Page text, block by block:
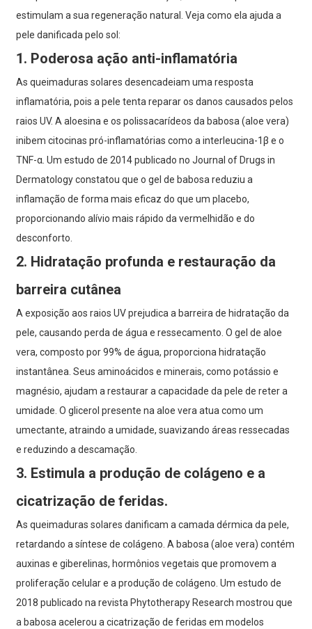
estimulam a sua regeneração natural. Veja como ela ajuda a
pele danificada pelo sol:
1. Poderosa ação anti-inflamatória
As queimaduras solares desencadeiam uma resposta
inflamatória, pois a pele tenta reparar os danos causados ​​pelos
raios UV. A aloesina e os polissacarídeos da babosa (aloe vera)
inibem citocinas pró-inflamatórias como a interleucina-1β e o
TNF-α. Um estudo de 2014 publicado no Journal of Drugs in
Dermatology constatou que o gel de babosa reduziu a
inflamação de forma mais eficaz do que um placebo,
proporcionando alívio mais rápido da vermelhidão e do
desconforto.
2. Hidratação profunda e restauração da
barreira cutânea
A exposição aos raios UV prejudica a barreira de hidratação da
pele, causando perda de água e ressecamento. O gel de aloe
vera, composto por 99% de água, proporciona hidratação
instantânea. Seus aminoácidos e minerais, como potássio e
magnésio, ajudam a restaurar a capacidade da pele de reter a
umidade. O glicerol presente na aloe vera atua como um
umectante, atraindo a umidade, suavizando áreas ressecadas
e reduzindo a descamação.
3. Estimula a produção de colágeno e a
cicatrização de feridas.
As queimaduras solares danificam a camada dérmica da pele,
retardando a síntese de colágeno. A babosa (aloe vera) contém
auxinas e giberelinas, hormônios vegetais que promovem a
proliferação celular e a produção de colágeno. Um estudo de
2018 publicado na revista Phytotherapy Research mostrou que
a babosa acelerou a cicatrização de feridas em modelos